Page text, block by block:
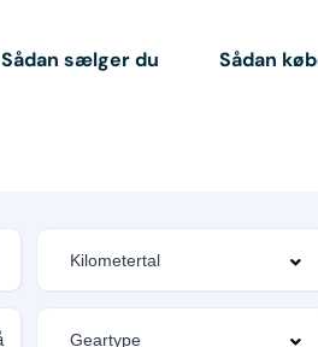
Sådan sælger du Sådan